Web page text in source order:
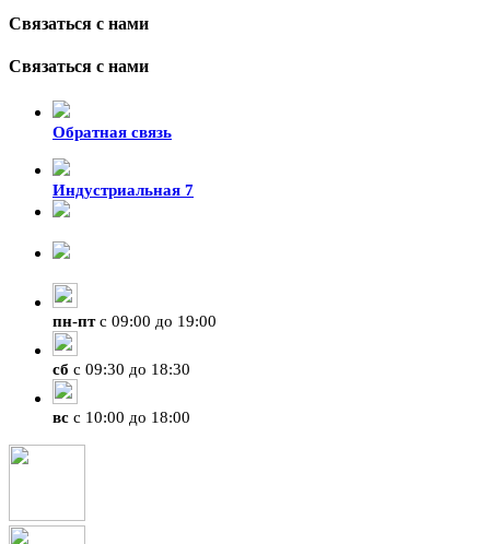
Связаться с нами
Связаться с нами
Обратная связь
Индустриальная 7
пн-птс 09:00 до 19:00
сб с 09:30 до 18:30
вс с 10:00 до 18:00